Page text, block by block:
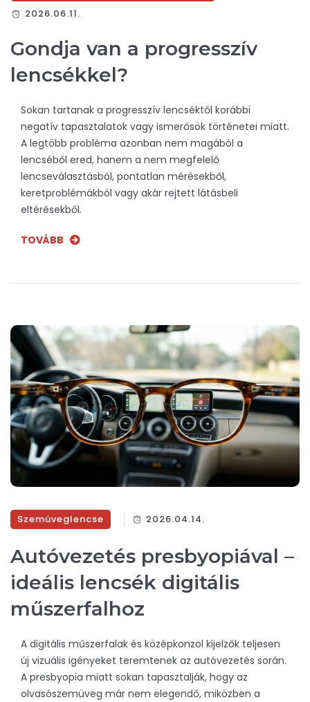
2026.06.11.
Gondja van a progresszív
lencsékkel?
Sokan tartanak a progresszív lencséktől korábbi
negatív tapasztalatok vagy ismerősök történetei miatt.
A legtöbb probléma azonban nem magából a
lencséből ered, hanem a nem megfelelő
lencseválasztásból, pontatlan mérésekből,
keretproblémákból vagy akár rejtett látásbeli
eltérésekből.
TOVÁBB
Szemüveglencse 2026.04.14.
Autóvezetés presbyopiával –
ideális lencsék digitális
műszerfalhoz
A digitális műszerfalak és középkonzol kijelzők teljesen
új vizuális igényeket teremtenek az autóvezetés során.
A presbyopia miatt sokan tapasztalják, hogy az
olvasószemüveg már nem elegendő, miközben a